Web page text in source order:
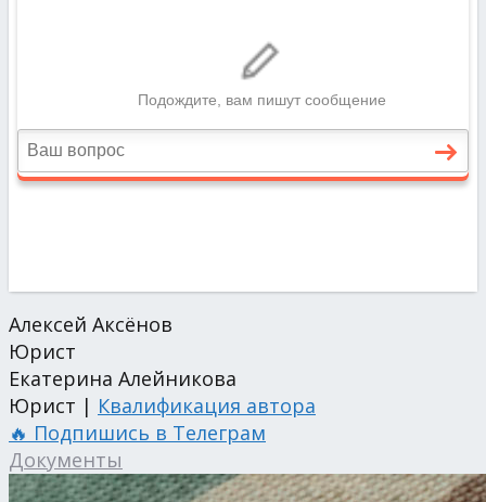
Алексей Аксёнов
Юрист
Екатерина Алейникова
Юрист | Квалификация автора
🔥 Подпишись в Телеграм
Документы